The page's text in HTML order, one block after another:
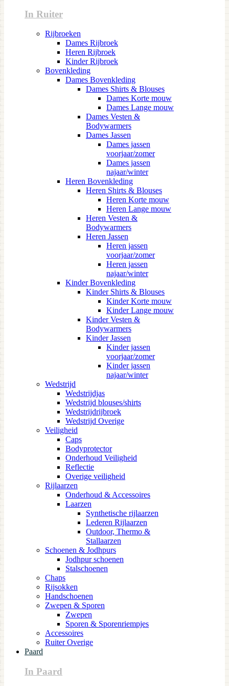
In Ruiter
Rijbroeken
Dames Rijbroek
Heren Rijbroek
Kinder Rijbroek
Bovenkleding
Dames Bovenkleding
Dames Shirts & Blouses
Dames Korte mouw
Dames Lange mouw
Dames Vesten &
Bodywarmers
Dames Jassen
Dames jassen
voorjaar/zomer
Dames jassen
najaar/winter
Heren Bovenkleding
Heren Shirts & Blouses
Heren Korte mouw
Heren Lange mouw
Heren Vesten &
Bodywarmers
Heren Jassen
Heren jassen
voorjaar/zomer
Heren jassen
najaar/winter
Kinder Bovenkleding
Kinder Shirts & Blouses
Kinder Korte mouw
Kinder Lange mouw
Kinder Vesten &
Bodywarmers
Kinder Jassen
Kinder jassen
voorjaar/zomer
Kinder jassen
najaar/winter
Wedstrijd
Wedstrijdjas
Wedstrijd blouses/shirts
Wedstrijdrijbroek
Wedstrijd Overige
Veiligheid
Caps
Bodyprotector
Onderhoud Veiligheid
Reflectie
Overige veiligheid
Rijlaarzen
Onderhoud & Accessoires
Laarzen
Synthetische rijlaarzen
Lederen Rijlaarzen
Outdoor, Thermo &
Stallaarzen
Schoenen & Jodhpurs
Jodhpur schoenen
Stalschoenen
Chaps
Rijsokken
Handschoenen
Zwepen & Sporen
Zwepen
Sporen & Sporenriempjes
Accessoires
Ruiter Overige
Paard
In Paard